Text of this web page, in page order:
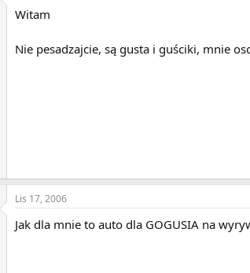
Witam
Nie pesadzajcie, są gusta i guściki, mnie
Lis 17, 2006
Jak dla mnie to auto dla GOGUSIA na